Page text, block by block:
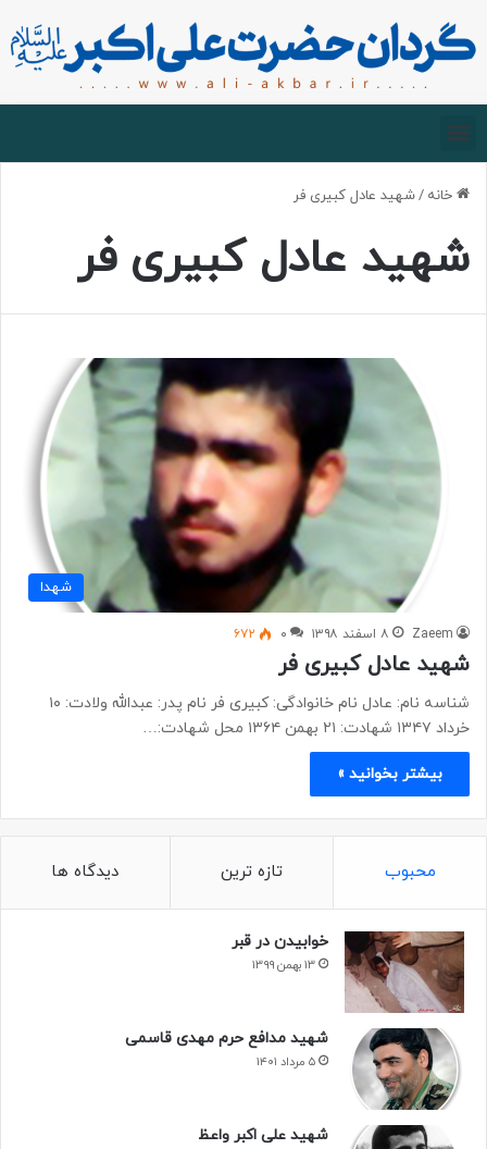
خانه /شهید عادل کبیری فر
شهید عادل کبیری فر
شهدا
Zaeem ۸ اسفند ۱۳۹۸ ۰ ۶۷۲
شهید عادل کبیری فر
شناسه نام: عادل نام خانوادگی: کبیری فر نام پدر: عبدالله ولادت: ۱۰
خرداد ۱۳۴۷ شهادت: ۲۱ بهمن ۱۳۶۴ محل شهادت:…
بیشتر بخوانید »
محبوب تازه ترین دیدگاه ها
خوابیدن در قبر
۱۳ بهمن ۱۳۹۹
شهید مدافع حرم مهدی قاسمی
۵ مرداد ۱۴۰۱
شهید علی اکبر واعظ